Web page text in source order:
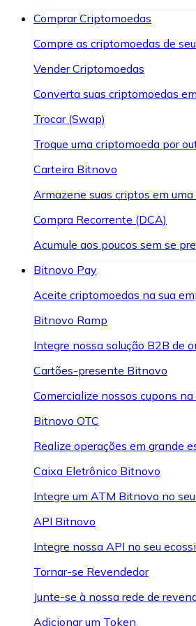
Comprar Criptomoedas
Compre as criptomoedas de
Vender Criptomoedas
Converta suas criptomoedas
Trocar (Swap)
Troque uma criptomoeda por
Carteira Bitnovo
Armazene suas criptos em
Compra Recorrente (DCA)
Acumule aos poucos sem se
Bitnovo Pay
Aceite criptomoedas na sua
Bitnovo Ramp
Integre nossa solução B2B de
Cartões-presente Bitnovo
Comercialize nossos cupons na
Bitnovo OTC
Realize operações em grande
Caixa Eletrônico Bitnovo
Integre um ATM Bitnovo no
API Bitnovo
Integre nossa API no seu
Tornar-se Revendedor
Junte-se à nossa rede de
Adicionar um Token